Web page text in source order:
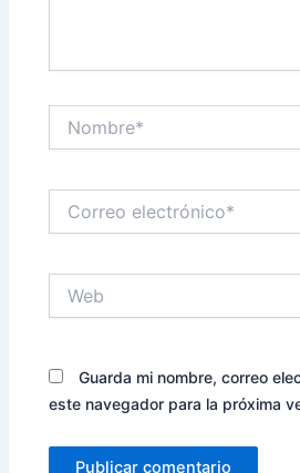
electrónico*
Guarda mi nombre, correo
este navegador para la próxima